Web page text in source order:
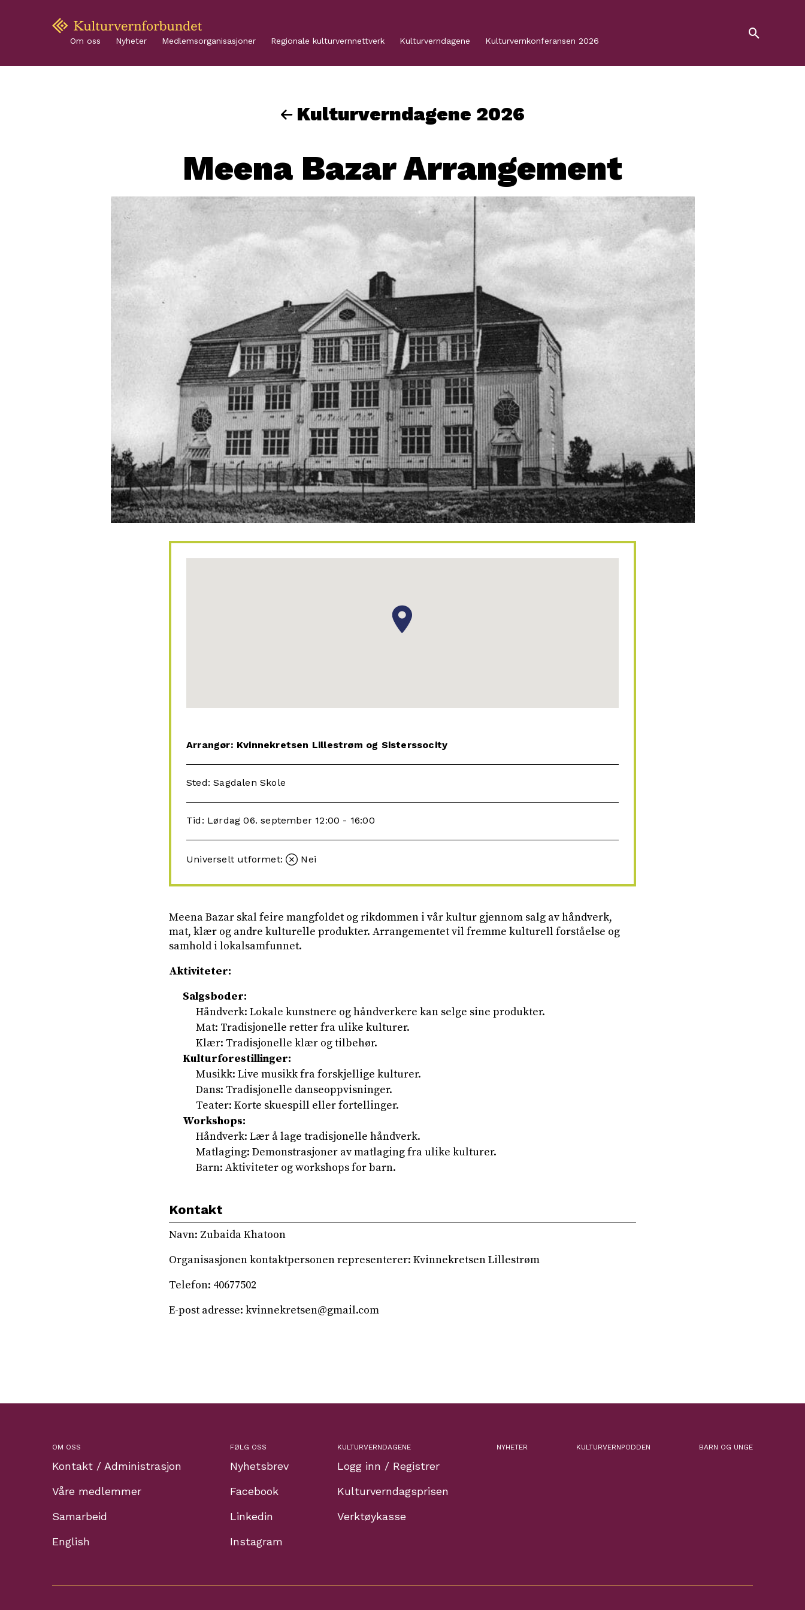
Om oss Nyheter Medlemsorganisasjoner Regionale kulturvernnettverk Kulturverndagene Kulturvernkonferansen 2026
Kulturverndagene 2026
Meena Bazar Arrangement
Arrangør: Kvinnekretsen Lillestrøm og Sisterssocity
Sted: Sagdalen Skole
Tid: Lørdag 06. september 12:00 - 16:00
Universelt utformet: Nei
Meena Bazar skal feire mangfoldet og rikdommen i vår kultur gjennom salg av håndverk,
mat, klær og andre kulturelle produkter. Arrangementet vil fremme kulturell forståelse og
samhold i lokalsamfunnet.
Aktiviteter:
Salgsboder:
Håndverk: Lokale kunstnere og håndverkere kan selge sine produkter.
Mat: Tradisjonelle retter fra ulike kulturer.
Klær: Tradisjonelle klær og tilbehør.
Kulturforestillinger:
Musikk: Live musikk fra forskjellige kulturer.
Dans: Tradisjonelle danseoppvisninger.
Teater: Korte skuespill eller fortellinger.
Workshops:
Håndverk: Lær å lage tradisjonelle håndverk.
Matlaging: Demonstrasjoner av matlaging fra ulike kulturer.
Barn: Aktiviteter og workshops for barn.
Kontakt
Navn: Zubaida Khatoon
Organisasjonen kontaktpersonen representerer: Kvinnekretsen Lillestrøm
Telefon: 40677502
E-post adresse: kvinnekretsen@gmail.com
OM OSS
Kontakt / Administrasjon
Våre medlemmer
Samarbeid
English
FØLG OSS
Nyhetsbrev
Facebook
Linkedin
Instagram
KULTURVERNDAGENE
Logg inn / Registrer
Kulturverndagsprisen
Verktøykasse
NYHETER KULTURVERNPODDEN BARN OG UNGE